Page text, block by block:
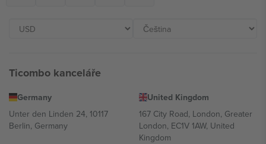
Ticombo kanceláře
Germany
Unter den Linden 24, 10117
Berlin, Germany
United Kingdom
167 City Road, London, Greater
London, EC1V 1AW, United
Kingdom